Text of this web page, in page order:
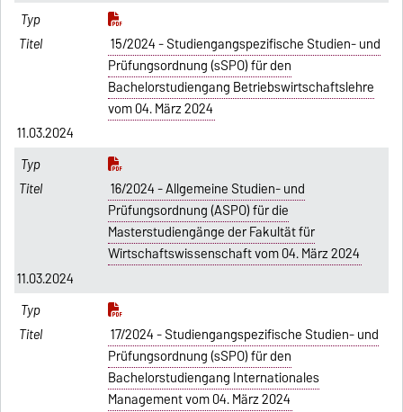
15/2024 - Studiengangspezifische Studien- und
Prüfungsordnung (sSPO) für den
Bachelorstudiengang Betriebswirtschaftslehre
vom 04. März 2024
11.03.2024
16/2024 - Allgemeine Studien- und
Prüfungsordnung (ASPO) für die
Masterstudiengänge der Fakultät für
Wirtschaftswissenschaft vom 04. März 2024
11.03.2024
17/2024 - Studiengangspezifische Studien- und
Prüfungsordnung (sSPO) für den
Bachelorstudiengang Internationales
Management vom 04. März 2024